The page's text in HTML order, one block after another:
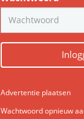
Advertentie plaatsen
Wachtwoord opnieuw